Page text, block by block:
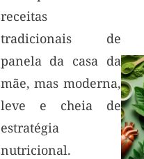
receitas
tradicionais de
panela da casa da
mãe, mas moderna,
leve e cheia de
estratégia
nutricional.